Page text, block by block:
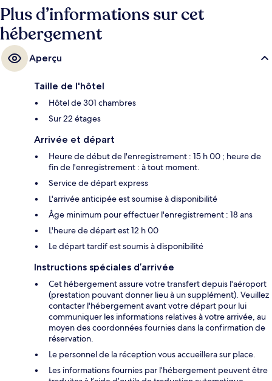
marche : Station de métro Thong Lo est à 2 minutes à pied et Station de
métro Ekkamai, à 12 minutes.
Plus d’informations sur cet
hébergement
Aperçu
Taille de l'hôtel
Hôtel de 301 chambres
Sur 22 étages
Arrivée et départ
Heure de début de l'enregistrement : 15 h 00 ; heure de
fin de l'enregistrement : à tout moment.
Service de départ express
L'arrivée anticipée est soumise à disponibilité
Âge minimum pour effectuer l'enregistrement : 18 ans
L'heure de départ est 12 h 00
Le départ tardif est soumis à disponibilité
Instructions spéciales d’arrivée
Cet hébergement assure votre transfert depuis l'aéroport
(prestation pouvant donner lieu à un supplément). Veuillez
contacter l'hébergement avant votre départ pour lui
communiquer les informations relatives à votre arrivée, au
moyen des coordonnées fournies dans la confirmation de
réservation.
Le personnel de la réception vous accueillera sur place.
Les informations fournies par l’hébergement peuvent être